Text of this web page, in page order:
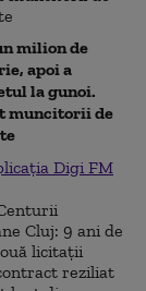
milion de
apoi a
la gunoi.
muncitorii de
Digi FM